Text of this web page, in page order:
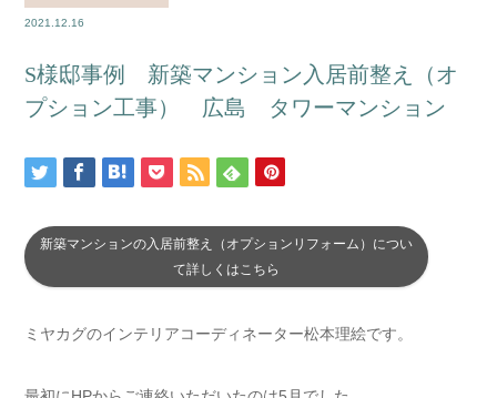
2021.12.16
S様邸事例 新築マンション入居前整え（オ
プション工事） 広島 タワーマンション
新築マンションの入居前整え（オプションリフォーム）につい
て詳しくはこちら
ミヤカグのインテリアコーディネーター松本理絵です。